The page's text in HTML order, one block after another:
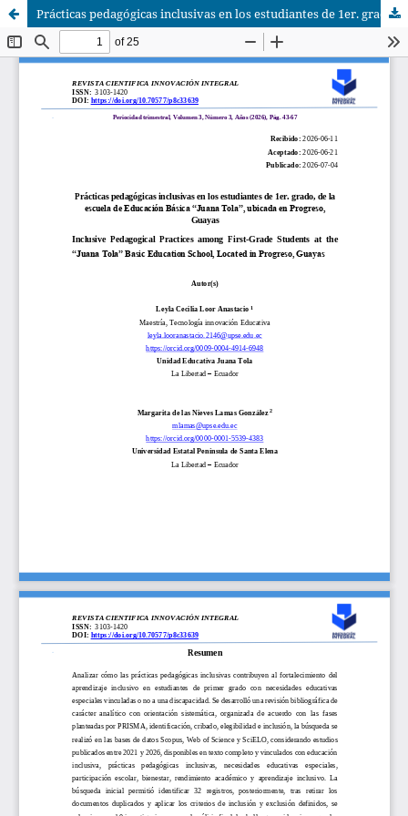
Prácticas pedagógicas inclusivas en los estudiantes de 1er. grado, de la escuela de Educación Básica “Juana Tola”, ubicada en Progreso, Guayas